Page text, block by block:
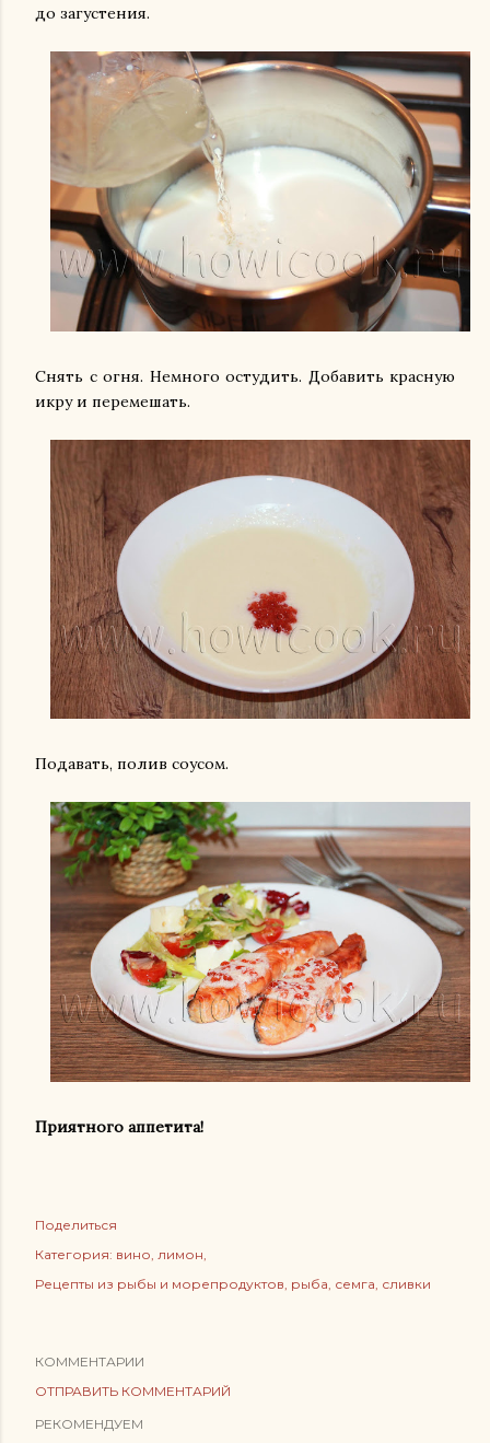
до загустения.
Снять с огня. Немного остудить. Добавить красную
икру и перемешать.
Подавать, полив соусом.
Приятного аппетита!
Поделиться
Категория: вино лимон
Рецепты из рыбы и морепродуктов рыба семга сливки
КОММЕНТАРИИ
ОТПРАВИТЬ КОММЕНТАРИЙ
РЕКОМЕНДУЕМ